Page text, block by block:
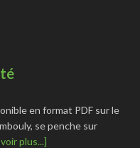
en format PDF sur le
se penche sur
plus...]